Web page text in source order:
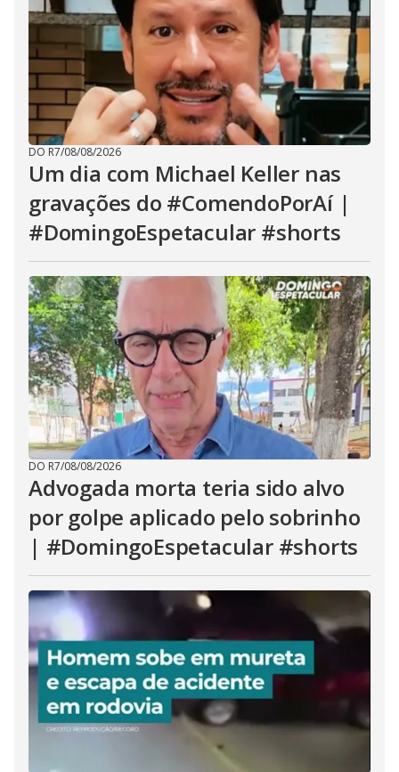
DO R7/08/08/2026
Um dia com Michael Keller nas
gravações do #ComendoPorAí |
#DomingoEspetacular #shorts
DO R7/08/08/2026
Advogada morta teria sido alvo
por golpe aplicado pelo sobrinho
| #DomingoEspetacular #shorts